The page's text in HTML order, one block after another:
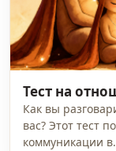
Тест на
Как вы
вас? Этот тест
коммуникации